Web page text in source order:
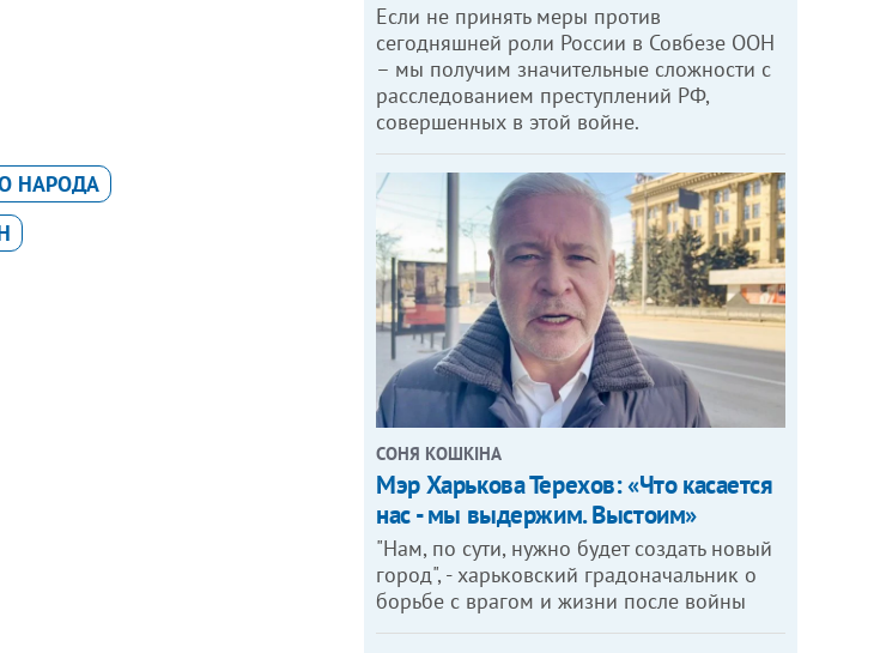
НАРОДА
Если не принять меры против
сегодняшней роли России в Совбезе ООН
– мы получим значительные сложности с
расследованием преступлений РФ,
совершенных в этой войне.
СОНЯ КОШКІНА
Мэр Харькова Терехов: «Что касается
нас - мы выдержим. Выстоим»
"Нам, по сути, нужно будет создать новый
город", - харьковский градоначальник о
борьбе с врагом и жизни после войны